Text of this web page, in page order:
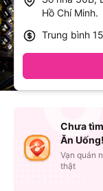
Hồ Chí Minh.
Trung bình
Chưa
Ăn Uống!
Vạn quán
thật